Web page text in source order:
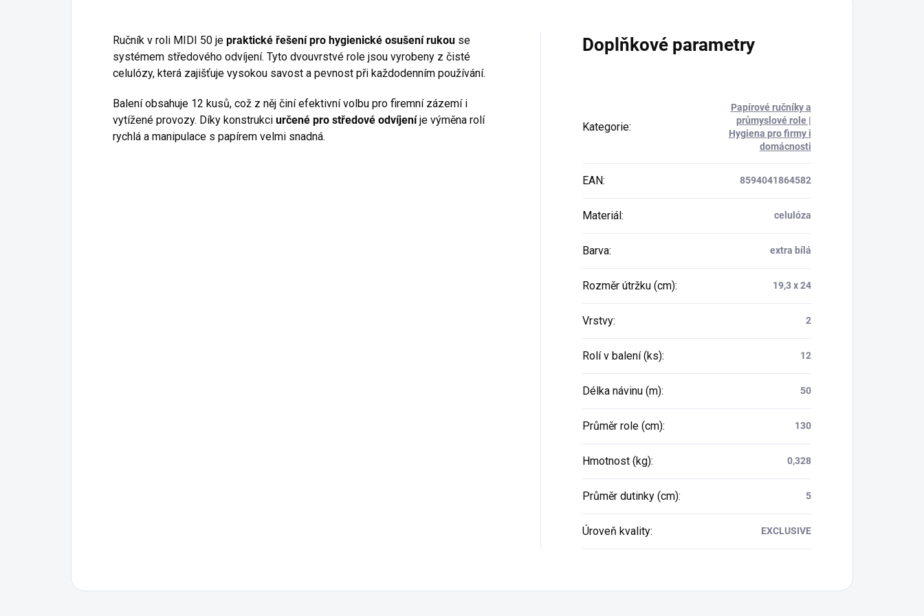
Ručník v roli MIDI 50 je praktické řešení pro hygienické osušení rukou se
systémem středového odvíjení. Tyto dvouvrstvé role jsou vyrobeny z čisté
celulózy, která zajišťuje vysokou savost a pevnost při každodenním používání.
Balení obsahuje 12 kusů, což z něj činí efektivní volbu pro firemní zázemí i
vytížené provozy. Díky konstrukci určené pro středové odvíjeníje výměna rolí
rychlá a manipulace s papírem velmi snadná.
Doplňkové parametry
Kategorie:
Papírové ručníky a
průmyslové role |
Hygiena pro firmy i
domácnosti
EAN: 8594041864582
Materiál: celulóza
Barva: extra bílá
Rozměr útržku (cm): 19,3 x 24
Vrstvy: 2
Rolí v balení (ks): 12
Délka návinu (m): 50
Průměr role (cm): 130
Hmotnost (kg): 0,328
Průměr dutinky (cm): 5
Úroveň kvality: EXCLUSIVE